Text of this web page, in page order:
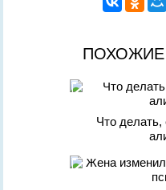
ПОХОЖИЕ
Что делать,